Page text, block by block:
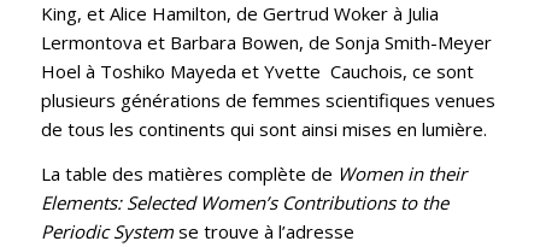
King, et Alice Hamilton, de Gertrud Woker à Julia
Lermontova et Barbara Bowen, de Sonja Smith-Meyer
Hoel à Toshiko Mayeda et Yvette Cauchois, ce sont
plusieurs générations de femmes scientifiques venues
de tous les continents qui sont ainsi mises en lumière.
La table des matières complète de Women in their
Elements: Selected Women’s Contributions to the
Periodic Systemse trouve à l’adresse